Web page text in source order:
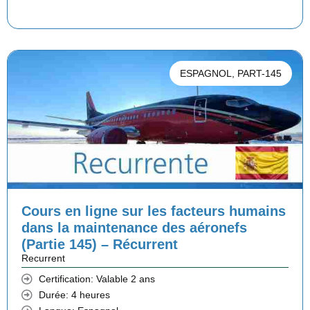
5
0
€
.
0
€
.
i
i
t
i
a
l
é
t
a
i
a
c
t
u
e
l
e
s
t
ESPAGNOL PART-145
Cours en ligne sur les facteurs humains
dans la maintenance des aéronefs
(Partie 145) – Récurrent
Recurrent
Certification: Valable 2 ans
Durée: 4 heures